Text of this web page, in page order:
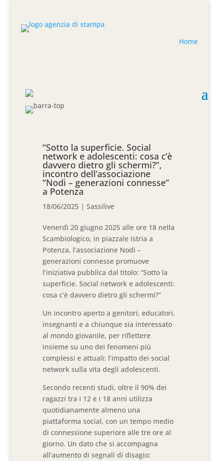
Home
“Sotto la superficie. Social
network e adolescenti: cosa c’è
davvero dietro gli schermi?”,
incontro dell’associazione
“Nodi – generazioni connesse”
a Potenza
18/06/2025 |Sassilive
Venerdì 20 giugno 2025 alle ore 18 nella
Scambiologico, in piazzale Istria a
Potenza, l’associazione Nodi –
generazioni connesse promuove
l’iniziativa pubblica dal titolo: “Sotto la
superficie. Social network e adolescenti:
cosa c’è davvero dietro gli schermi?”
Un incontro aperto a genitori, educatori,
insegnanti e a chiunque sia interessato
al mondo giovanile, per riflettere
insieme su uno dei fenomeni più
complessi e attuali: l’impatto dei social
network sulla vita degli adolescenti.
Secondo recenti studi, oltre il 90% dei
ragazzi tra i 12 e i 18 anni utilizza
quotidianamente almeno una
piattaforma social, con un tempo medio
di connessione superiore alle tre ore al
giorno. Un dato che si accompagna
all’aumento di segnali di disagio: